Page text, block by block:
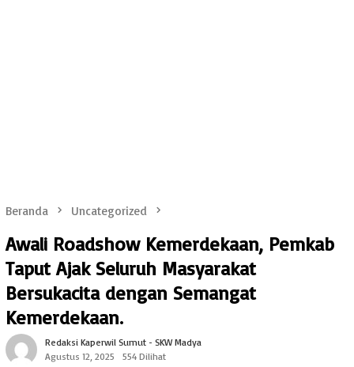
Beranda Uncategorized
Awali Roadshow Kemerdekaan, Pemkab
Taput Ajak Seluruh Masyarakat
Bersukacita dengan Semangat
Kemerdekaan.
Redaksi Kaperwil Sumut - SKW Madya
Agustus 12, 2025
554 Dilihat